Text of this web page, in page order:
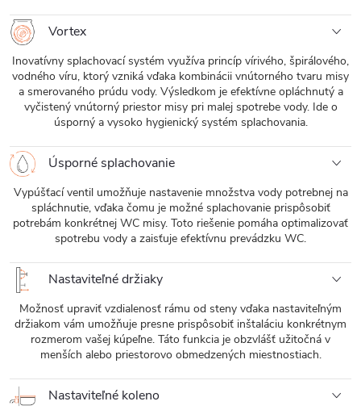
Vortex
Inovatívny splachovací systém využíva princíp vírivého, špirálového,
vodného víru, ktorý vzniká vďaka kombinácii vnútorného tvaru misy
a smerovaného prúdu vody. Výsledkom je efektívne opláchnutý a
vyčistený vnútorný priestor misy pri malej spotrebe vody. Ide o
úsporný a vysoko hygienický systém splachovania.
Úsporné splachovanie
Vypúšťací ventil umožňuje nastavenie množstva vody potrebnej na
spláchnutie, vďaka čomu je možné splachovanie prispôsobiť
potrebám konkrétnej WC misy. Toto riešenie pomáha optimalizovať
spotrebu vody a zaisťuje efektívnu prevádzku WC.
Nastaviteľné držiaky
Možnosť upraviť vzdialenosť rámu od steny vďaka nastaviteľným
držiakom vám umožňuje presne prispôsobiť inštaláciu konkrétnym
rozmerom vašej kúpeľne. Táto funkcia je obzvlášť užitočná v
menších alebo priestorovo obmedzených miestnostiach.
Nastaviteľné koleno